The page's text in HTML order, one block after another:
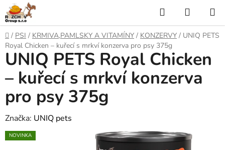
e
l
e
d
a
Á
U
P
K
D
o
m
ů
/ PSI / KRMIVA,PAMLSKY A VITAMÍNY / KONZERVY / UNIQ PETS
Royal Chicken – kuřecí s mrkví konzerva pro psy 375g
UNIQ PETS Royal Chicken
– kuřecí s mrkví konzerva
pro psy 375g
Značka: UNIQ pets
NOVINKA